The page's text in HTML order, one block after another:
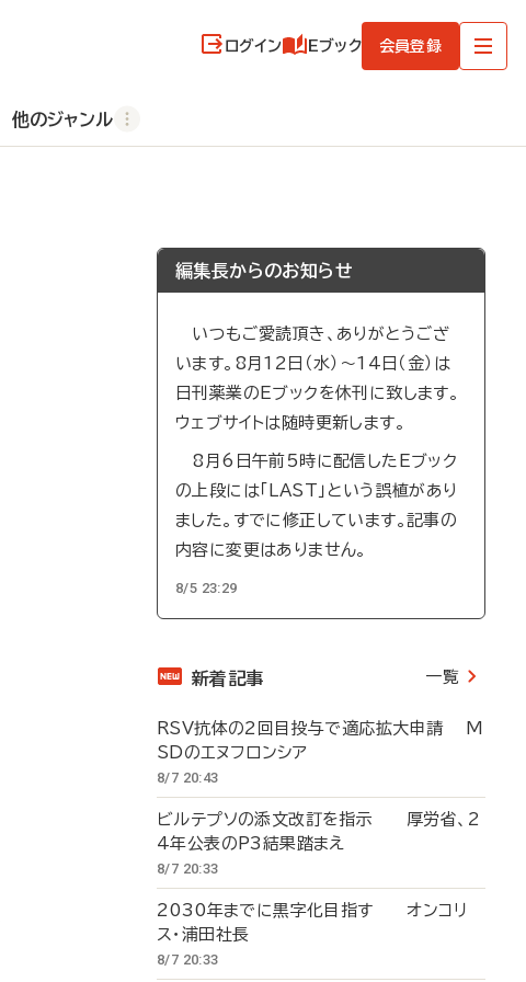
ログイン Eブック 会員登録
他のジャンル
編集長からのお知らせ
いつもご愛読頂き、ありがとうござ
います。8月12日（水）～14日（金）は
日刊薬業のEブックを休刊に致します。
ウェブサイトは随時更新します。
8月6日午前5時に配信したEブック
の上段には「LAST」という誤植があり
ました。すでに修正しています。記事の
内容に変更はありません。
8/5 23:29
新着記事 一覧
RSV抗体の2回目投与で適応拡大申請 M
SDのエヌフロンシア
8/7 20:43
ビルテプソの添文改訂を指示 厚労省、2
4年公表のP3結果踏まえ
8/7 20:33
2030年までに黒字化目指す オンコリ
ス・浦田社長
8/7 20:33